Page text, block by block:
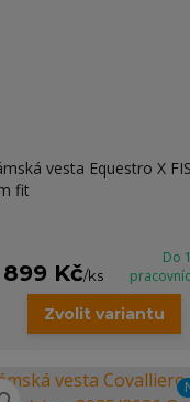
vesta Equestro X
fit
Kč/ks
Do
Zvolit variantu